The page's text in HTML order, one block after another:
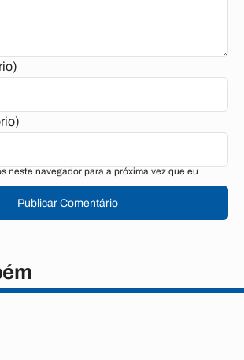
neste navegador para a próxima vez que eu
Publicar Comentário